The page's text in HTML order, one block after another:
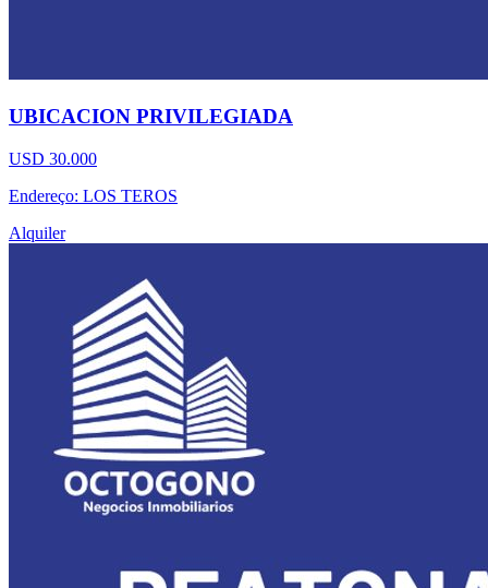
UBICACION PRIVILEGIADA
USD 30.000
Endereço: LOS TEROS
Alquiler